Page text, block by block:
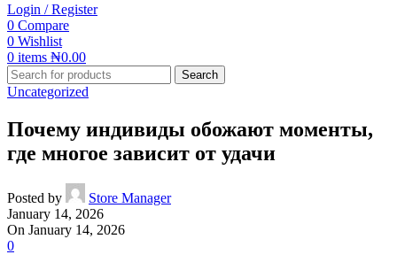
Login / Register
0 Compare
0 Wishlist
0 items ₦0.00
Search
Uncategorized
Почему индивиды обожают моменты,
где многое зависит от удачи
Posted by
Store Manager
January 14, 2026
On January 14, 2026
0